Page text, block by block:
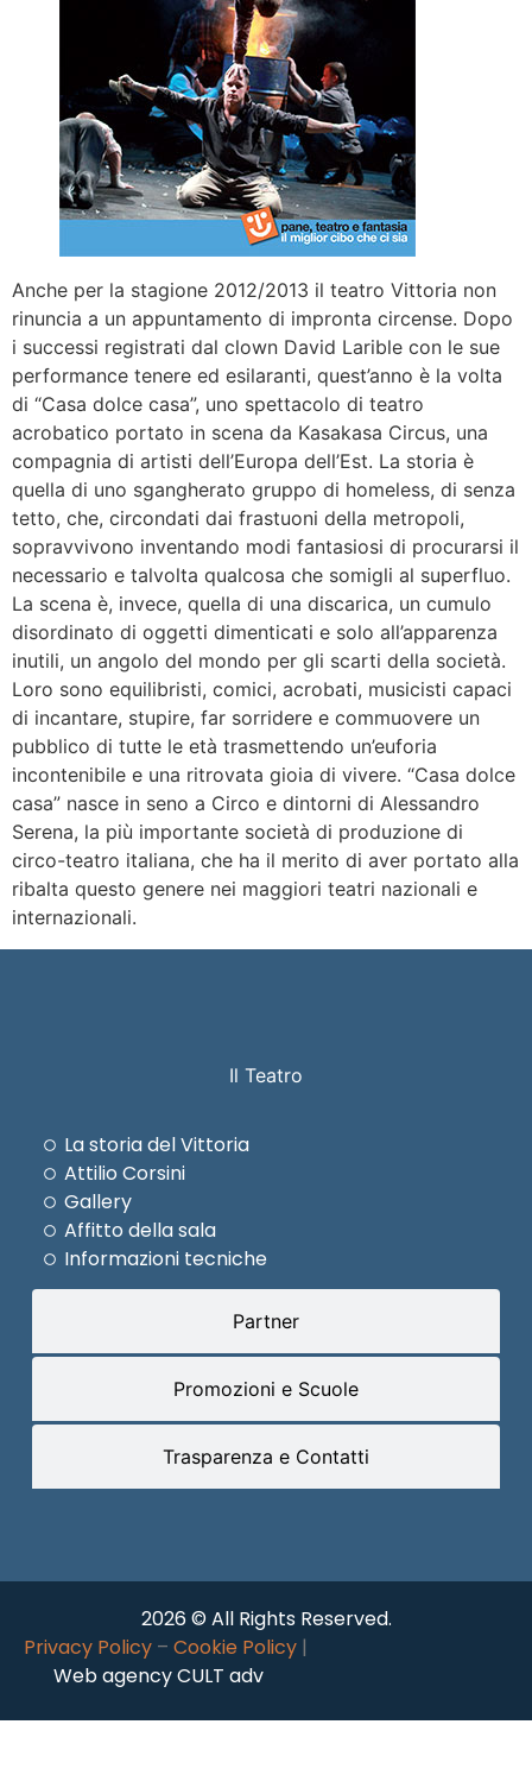
Anche per la stagione 2012/2013 il teatro Vittoria non
rinuncia a un appuntamento di impronta circense. Dopo
i successi registrati dal clown David Larible con le sue
performance tenere ed esilaranti, quest’anno è la volta
di “Casa dolce casa”, uno spettacolo di teatro
acrobatico portato in scena da Kasakasa Circus, una
compagnia di artisti dell’Europa dell’Est. La storia è
quella di uno sgangherato gruppo di homeless, di senza
tetto, che, circondati dai frastuoni della metropoli,
sopravvivono inventando modi fantasiosi di procurarsi il
necessario e talvolta qualcosa che somigli al superfluo.
La scena è, invece, quella di una discarica, un cumulo
disordinato di oggetti dimenticati e solo all’apparenza
inutili, un angolo del mondo per gli scarti della società.
Loro sono equilibristi, comici, acrobati, musicisti capaci
di incantare, stupire, far sorridere e commuovere un
pubblico di tutte le età trasmettendo un’euforia
incontenibile e una ritrovata gioia di vivere. “Casa dolce
casa” nasce in seno a Circo e dintorni di Alessandro
Serena, la più importante società di produzione di
circo-teatro italiana, che ha il merito di aver portato alla
ribalta questo genere nei maggiori teatri nazionali e
internazionali.
Il Teatro
Partner
Promozioni e Scuole
Trasparenza e Contatti
La storia del Vittoria
Attilio Corsini
Gallery
Affitto della sala
Informazioni tecniche
2026 © All Rights Reserved.
Privacy Policy – Cookie Policy |
Web agency CULT adv